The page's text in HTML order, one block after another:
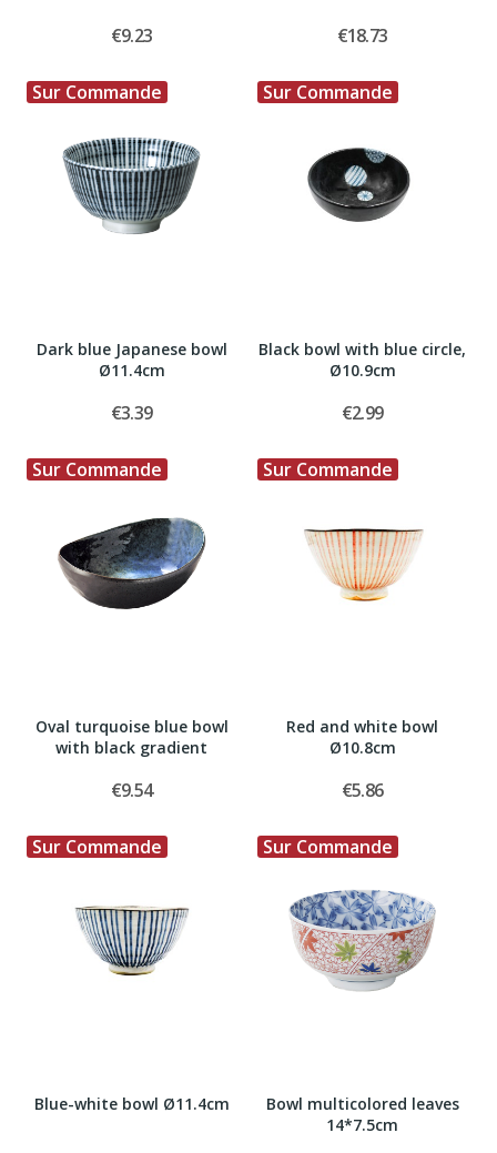
€9.23 €18.73
Sur Commande
Dark blue Japanese bowl
Ø11.4cm
€3.39
Sur Commande
Black bowl with blue circle,
Ø10.9cm
€2.99
Sur Commande
Oval turquoise blue bowl
with black gradient
€9.54
Sur Commande
Red and white bowl
Ø10.8cm
€5.86
Sur Commande
Blue-white bowl Ø11.4cm
Sur Commande
Bowl multicolored leaves
14*7.5cm